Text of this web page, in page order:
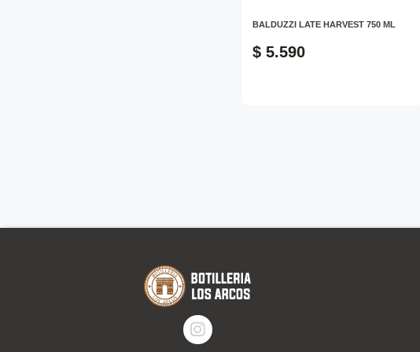
BALDUZZI LATE HARVEST 750 ML
$ 5.590